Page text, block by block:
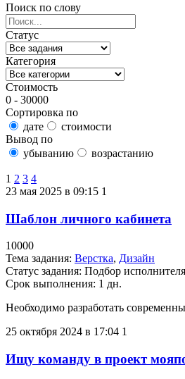
Поиск по слову
Статус
Категория
Стоимость
0 - 30000
Сортировка по
дате
стоимости
Вывод по
убыванию
возрастанию
1 2 3 4
23 мая 2025 в 09:15 1
Шаблон личного кабинета
10000
Тема задания: Верстка, Дизайн
Статус задания: Подбор исполнителя
Срок выполнения: 1 дн.
Необходимо разработать
25 октября 2024 в 17:04 1
Ищу команду в проект